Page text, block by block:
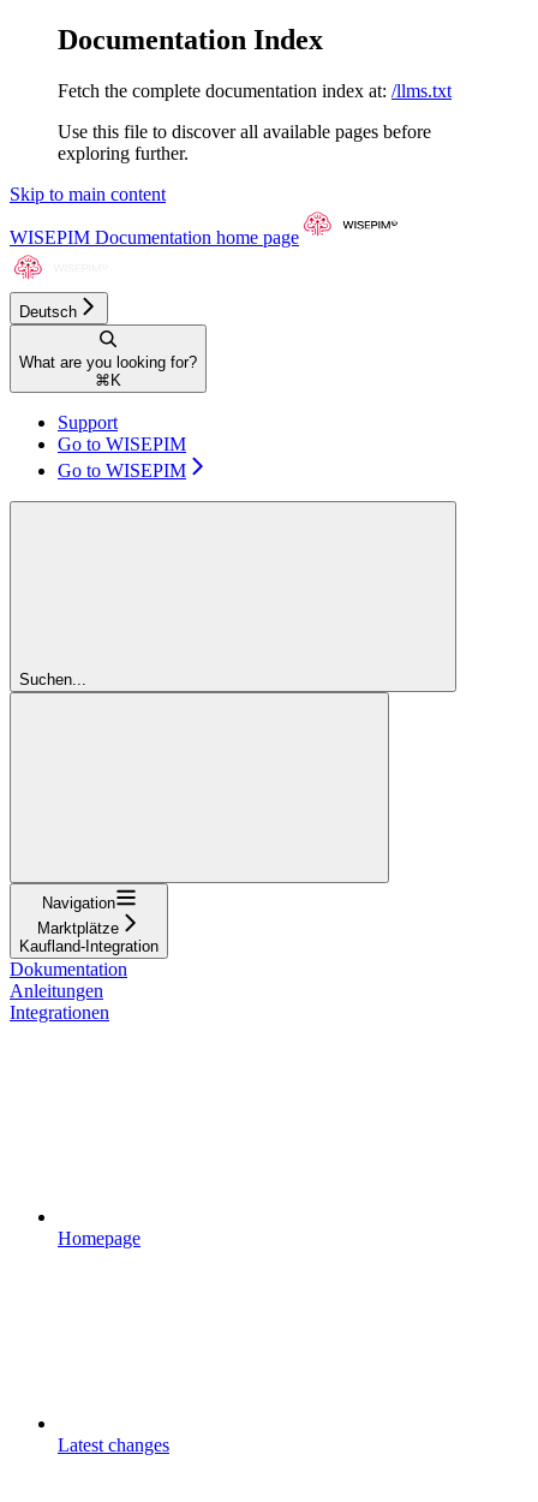
Documentation Index
Fetch the complete documentation index at: /llms.txt
Use this file to discover all available pages before
exploring further.
Skip to main content
WISEPIM Documentation home page
Deutsch
What are you looking for?
⌘ K
Support
Go to WISEPIM
Go to WISEPIM
Suchen...
Navigation
Marktplätze
Kaufland-Integration
Dokumentation
Anleitungen
Integrationen
Homepage
Latest changes